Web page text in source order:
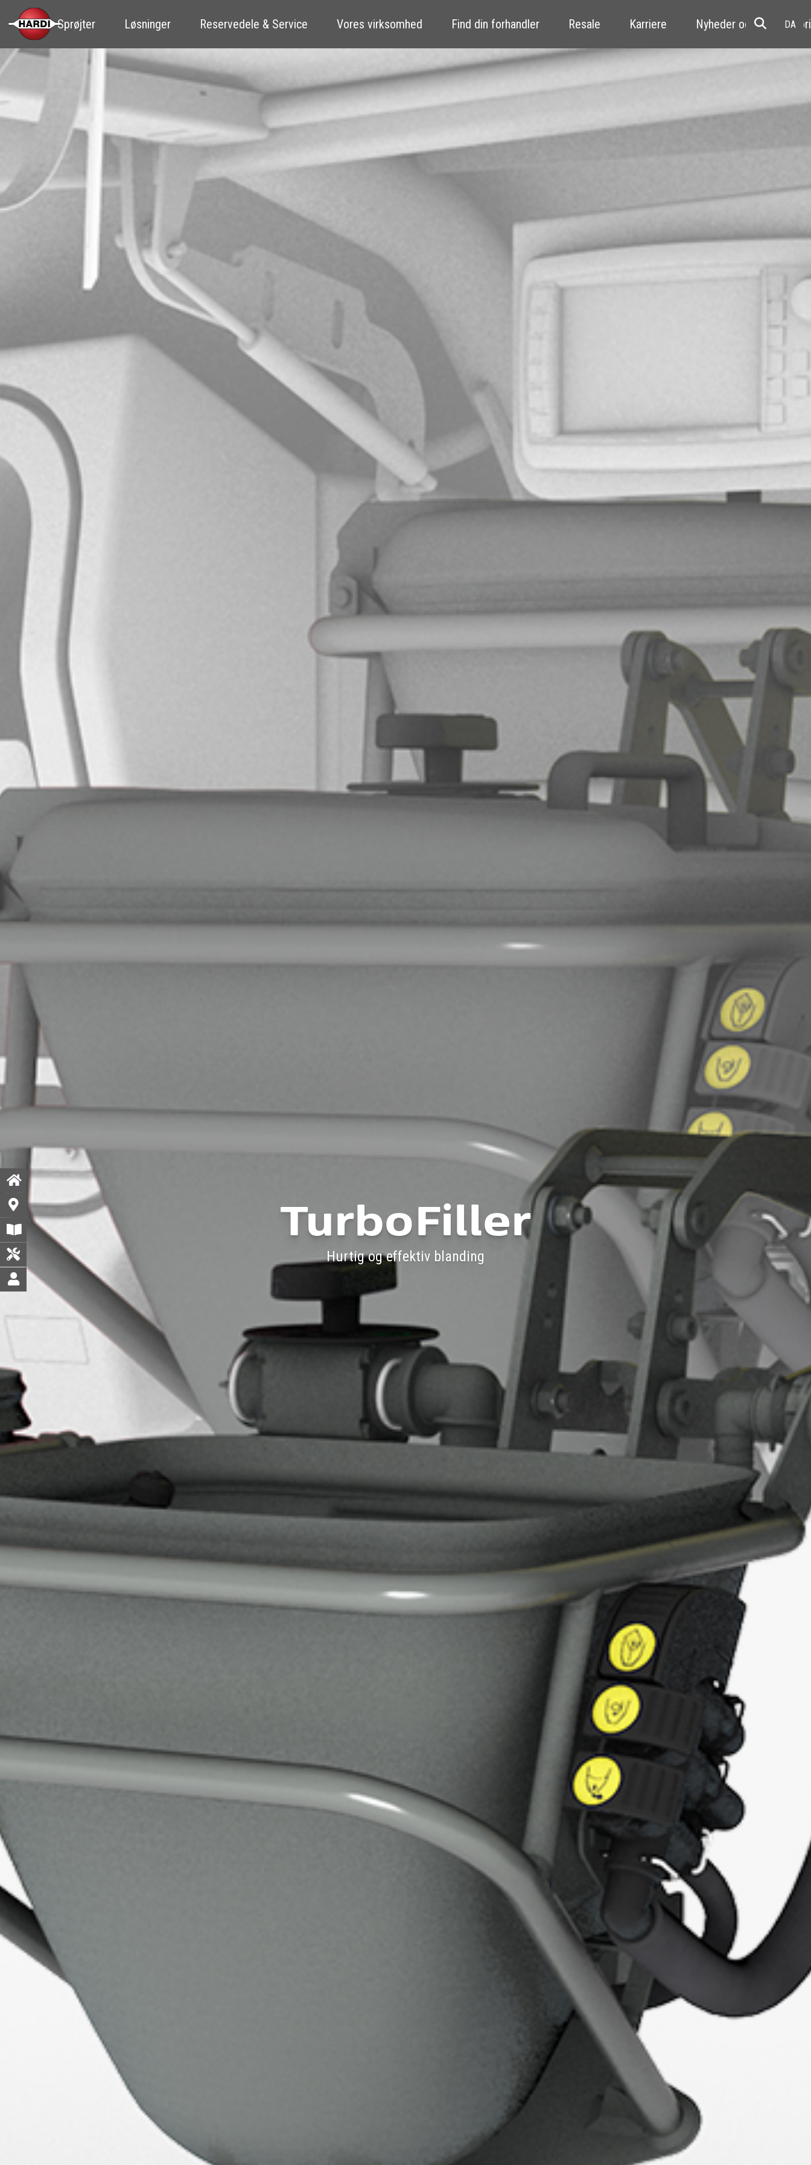
Sprøjter Løsninger Reservedele & Service Vores virksomhed Find din forhandler Resale Karriere Nyheder og
TurboFiller
Hurtig og effektiv blanding